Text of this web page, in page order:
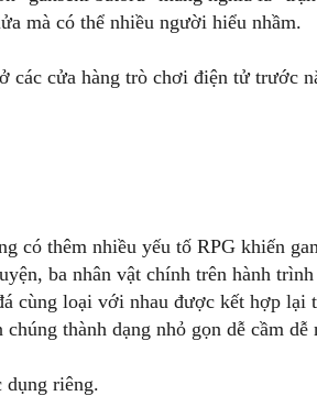
mà có thể nhiều người hiểu nhầm.
các cửa hàng trò chơi điện tử trước
có thêm nhiều yếu tố RPG khiến
ba nhân vật chính trên hành
cùng loại với nhau được kết hợp
thành dạng nhỏ gọn dễ cầm dễ
dụng riêng.